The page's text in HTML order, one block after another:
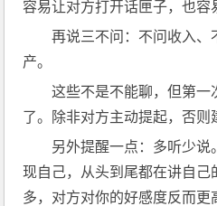
容易让对方打开话匣子，也容
再说三不问：不问收入、
产。
这些不是不能聊，但第一
了。除非对方主动提起，否则
另外提醒一点：多听少说
现自己，从头到尾都在讲自己
多，对方对你的好感度反而